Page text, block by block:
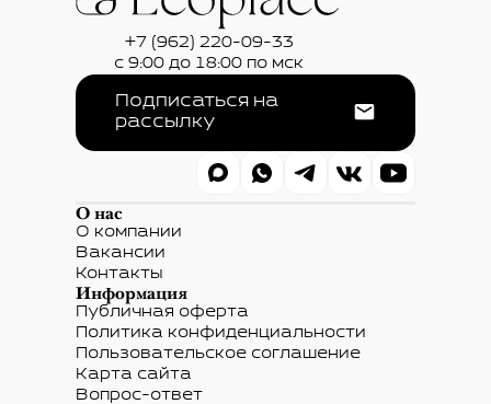
+7 (962) 220-09-33
с 9:00 до 18:00 по мск
Подписаться на
рассылку
О нас
О компании
Вакансии
Контакты
Информация
Публичная оферта
Политика конфиденциальности
Пользовательское соглашение
Карта сайта
Вопрос-ответ